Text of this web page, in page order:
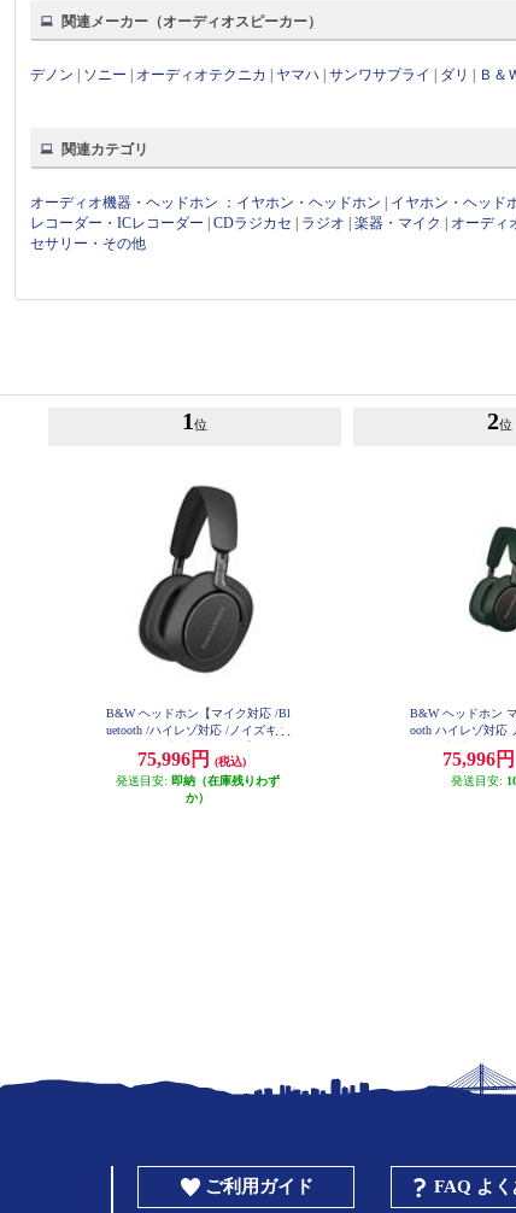
関連メーカー（オーディオスピーカー）
デノン ソニー オーディオテクニカ ヤマハ |サンワサプライ ダリ Ｂ＆
関連カテゴリ
オーディオ機器・ヘッドホン ： イヤホン・ヘッドホン イヤホン・ヘッド
レコーダー・ICレコーダー |CDラジカセ ラジオ |楽器・マイク オーディ
セサリー・その他
1 位
B&W ヘッドホン【マイク対応 /Bl
uetooth /ハイレゾ対応 /ノイズキャ
B
75,996円
(税込)
発送目安: 即納（在庫残りわず
か）
2位
B&W ヘッドホン
ooth ハイレゾ対応
X8DF
75,996円
発送目安:
ご利用ガイド FAQ よく